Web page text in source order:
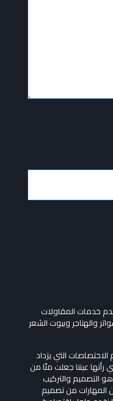
خدمات المقاولات
والهناجر وبيوت الشعر
التي يزداد
رأتها عيننا جعلت منّا من
التصميم والتركيب
المهارات من تصميم